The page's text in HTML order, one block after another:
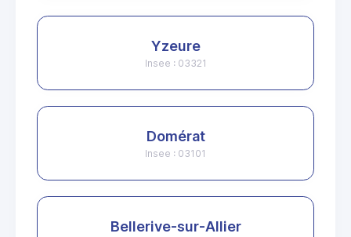
Yzeure
Insee : 03321
Domérat
Insee : 03101
Bellerive-sur-Allier